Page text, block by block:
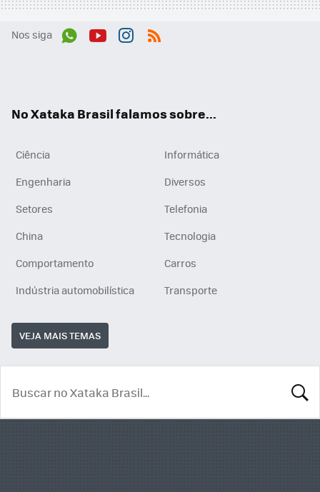
Nos siga
No Xataka Brasil falamos sobre...
Ciência
Informática
Engenharia
Diversos
Setores
Telefonia
China
Tecnologia
Comportamento
Carros
Indústria automobilística
Transporte
VEJA MAIS TEMAS